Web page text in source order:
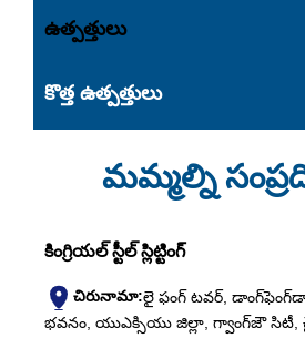
ఉత్పత్తులు
కొత్త ఉత్పత్తులు
మమ్మల్ని
కింగ్రియల్ స్టీల్ స్లిట్టింగ్
చిరునామా:లై ఫంగ్ టవర్,
భవనం, యుఎక్సియు జిల్లా, గ్వాంగ్‌జౌ